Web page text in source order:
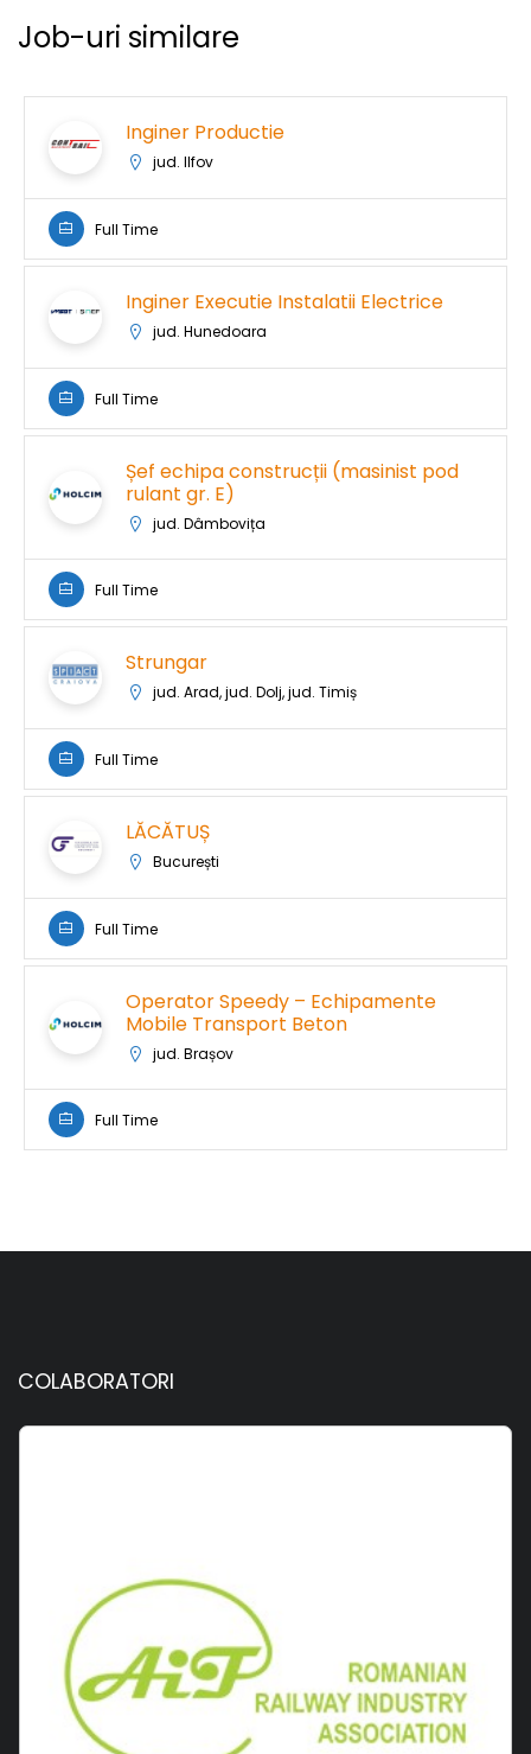
Job-uri similare
Inginer Productie
jud. Ilfov
Full Time
Inginer Executie Instalatii Electrice
jud. Hunedoara
Full Time
Șef echipa construcții (masinist pod
rulant gr. E)
jud. Dâmbovița
Full Time
Strungar
jud. Arad, jud. Dolj, jud. Timiș
Full Time
LĂCĂTUȘ
București
Full Time
Operator Speedy – Echipamente
Mobile Transport Beton
jud. Brașov
Full Time
COLABORATORI